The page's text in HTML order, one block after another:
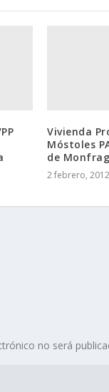
Vivienda
Móstoles
de
2 febrero, 2012
no será